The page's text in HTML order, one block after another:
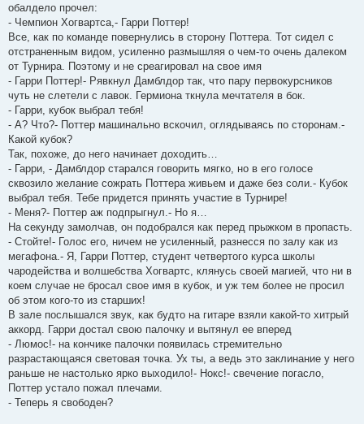
обалдело прочел:
- Чемпион Хогвартса,- Гарри Поттер!
Все, как по команде повернулись в сторону Поттера. Тот сидел с
отстраненным видом, усиленно размышляя о чем-то очень далеком
от Турнира. Поэтому и не среагировал на свое имя
- Гарри Поттер!- Рявкнул Дамблдор так, что пару первокурсников
чуть не слетели с лавок. Гермиона ткнула мечтателя в бок.
- Гарри, кубок выбрал тебя!
- А? Что?- Поттер машинально вскочил, оглядываясь по сторонам.-
Какой кубок?
Так, похоже, до него начинает доходить…
- Гарри, - Дамблдор старался говорить мягко, но в его голосе
сквозило желание сожрать Поттера живьем и даже без соли.- Кубок
выбрал тебя. Тебе придется принять участие в Турнире!
- Меня?- Поттер аж подпрыгнул.- Но я…
На секунду замолчав, он подобрался как перед прыжком в пропасть.
- Стойте!- Голос его, ничем не усиленный, разнесся по залу как из
мегафона.- Я, Гарри Поттер, студент четвертого курса школы
чародейства и волшебства Хогвартс, клянусь своей магией, что ни в
коем случае не бросал свое имя в кубок, и уж тем более не просил
об этом кого-то из старших!
В зале послышался звук, как будто на гитаре взяли какой-то хитрый
аккорд. Гарри достал свою палочку и вытянул ее вперед
- Люмос!- на кончике палочки появилась стремительно
разрастающаяся световая точка. Ух ты, а ведь это заклинание у него
раньше не настолько ярко выходило!- Нокс!- свечение погасло,
Поттер устало пожал плечами.
- Теперь я свободен?